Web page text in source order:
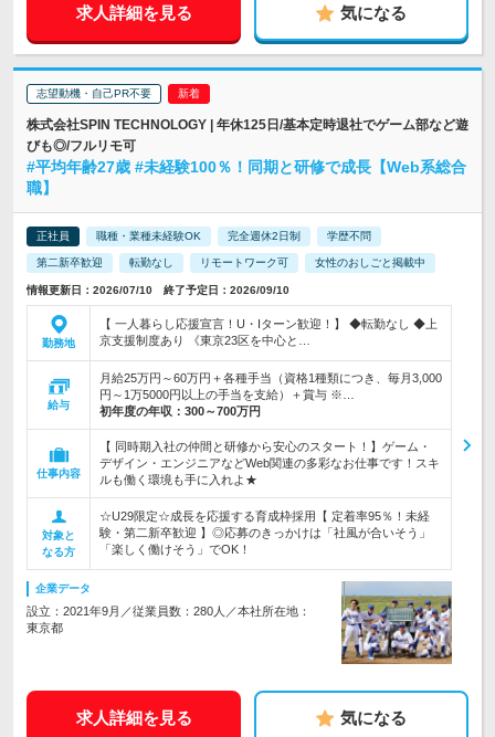
求人詳細を見る 気になる
志望動機・自己PR不要
株式会社SPIN TECHNOLOGY | 年休125日/基本定時退社でゲーム部など遊
びも◎/フルリモ可
#平均年齢27歳 #未経験100％！同期と研修で成長【Web系総合
職】
正社員 職種・業種未経験OK 完全週休2日制 学歴不問
第二新卒歓迎 転勤なし リモートワーク可 女性のおしごと掲載中
情報更新日：2026/07/10 終了予定日：2026/09/10
勤務地
【 一人暮らし応援宣言！U・Iターン歓迎！】 ◆転勤なし ◆上
京支援制度あり 《東京23区を中心と…
給与
月給25万円～60万円＋各種手当（資格1種類につき、毎月3,000
円～1万5000円以上の手当を支給）＋賞与 ※…
初年度の年収： 300～700万円
仕事内容
【 同時期入社の仲間と研修から安心のスタート！】ゲーム・
デザイン・エンジニアなどWeb関連の多彩なお仕事です！スキ
ルも働く環境も手に入れよ★
対象と
なる方
☆U29限定☆成長を応援する育成枠採用【 定着率95％！未経
験・第二新卒歓迎 】◎応募のきっかけは「社風が合いそう」
「楽しく働けそう」でOK！
企業データ
設立：2021年9月／従業員数：280人／本社所在地：
東京都
求人詳細を見る 気になる